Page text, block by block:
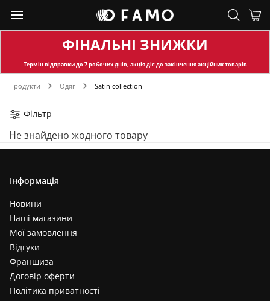
ФІНАЛЬНІ ЗНИЖКИ
Термін відправкидо 7 робочих днів, акція діє до закінчення акційних товарів
Продукти Одяг Satin collection
Фільтр
Не знайдено жодного товару
Інформація
Новини
Наші магазини
Мої замовлення
Відгуки
Франшиза
Договір оферти
Політика приватності